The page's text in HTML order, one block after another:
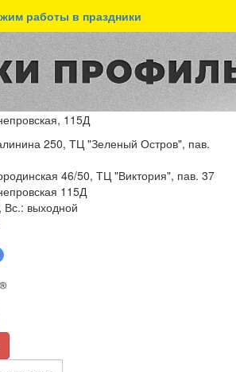
работы в праздники
115Д
250, ТЦ "Зеленый Остров", пав.
46/50, ТЦ "Виктория", пав. 37
115Д
выходной